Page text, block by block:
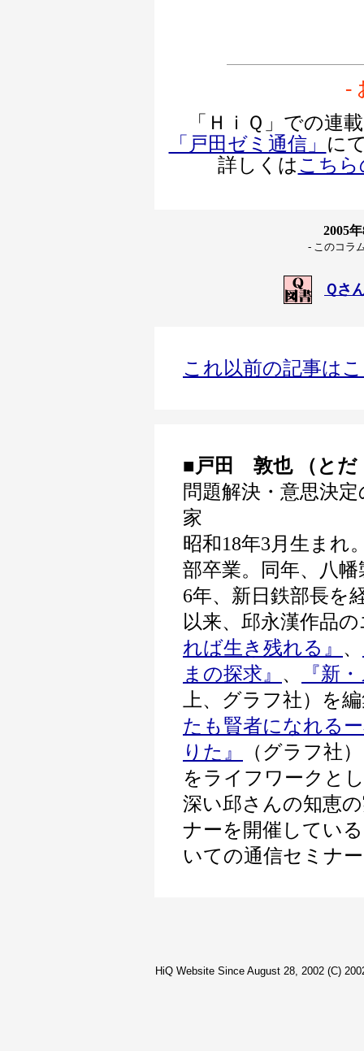
-
「ＨｉＱ」での連
「戸田ゼミ通信」 に
詳しくはこち
2005
- このコラ
Ｑさ
これ以前の記事は
■戸田 敦也 （とだ
問題解決・意思決
家
昭和18年3月生まれ
部卒業。同年、八
6年、新日鉄部長を
以来、邱永漢作品
れば生き残れる』 、
まの探求』 、
『新
上、グラフ社）を
たも賢者になれる
りた』
（グラフ社
をライフワークと
深い邱さんの知恵
ナーを開催してい
いての通信セミナ
HiQ Website Since August 28, 2002 (C)